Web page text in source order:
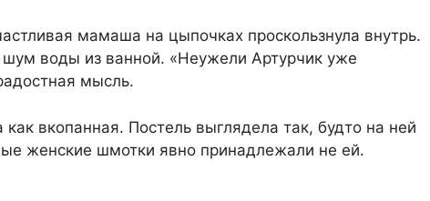
мамаша на цыпочках проскользнула внутрь.
воды из ванной. «Неужели Артурчик уже
мысль.
вкопанная. Постель выглядела так, будто на ней
женские шмотки явно принадлежали не ей.